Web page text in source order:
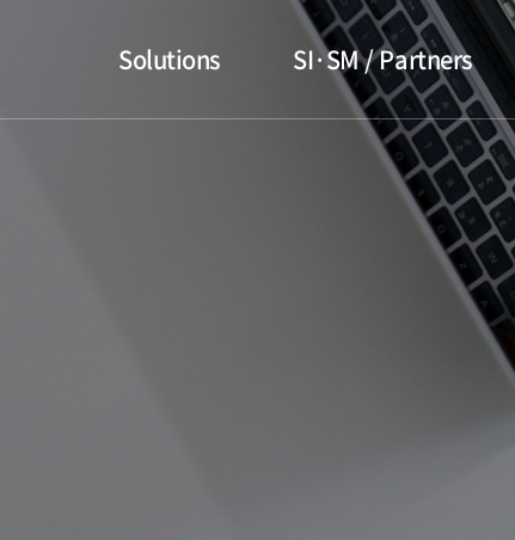
Solutions SI·SM / Partners